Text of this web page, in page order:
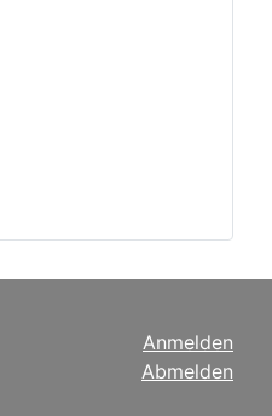
Anmelden
Abmelden